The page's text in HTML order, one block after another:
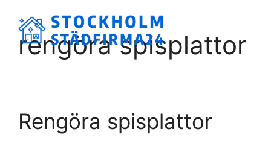
innehållrengöra spisplattor
Rengöra spisplattor